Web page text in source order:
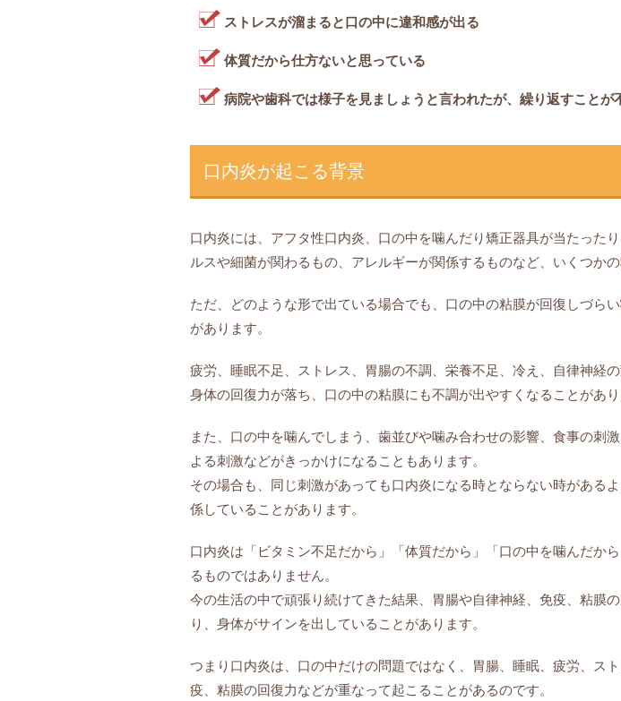
ストレスが溜まると口の中に違和感が出る
体質だから仕方ないと思っている
病院や歯科では様子を見ましょうと言われたが、繰り返すことが
口内炎が起こる背景
口内炎には、アフタ性口内炎、口の中を噛んだり矯正器具が当たった
ルスや細菌が関わるもの、アレルギーが関係するものなど、いくつかの
ただ、どのような形で出ている場合でも、口の中の粘膜が回復しづら
があります。
疲労、睡眠不足、ストレス、胃腸の不調、栄養不足、冷え、自律神経の
身体の回復力が落ち、口の中の粘膜にも不調が出やすくなることがあり
また、口の中を噛んでしまう、歯並びや噛み合わせの影響、食事の刺
よる刺激などがきっかけになることもあります。
その場合も、同じ刺激があっても口内炎になる時とならない時がある
係していることがあります。
口内炎は「ビタミン不足だから」「体質だから」「口の中を噛んだか
るものではありません。
今の生活の中で頑張り続けてきた結果、胃腸や自律神経、免疫、粘膜
り、身体がサインを出していることがあります。
つまり口内炎は、口の中だけの問題ではなく、胃腸、睡眠、疲労、ス
疫、粘膜の回復力などが重なって起こることがあるのです。